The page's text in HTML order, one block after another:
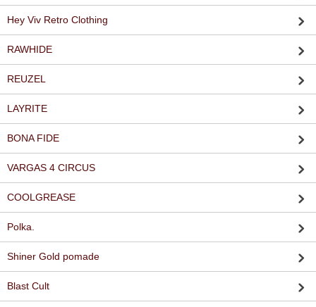
Hey Viv Retro Clothing
RAWHIDE
REUZEL
LAYRITE
BONA FIDE
VARGAS 4 CIRCUS
COOLGREASE
Polka.
Shiner Gold pomade
Blast Cult